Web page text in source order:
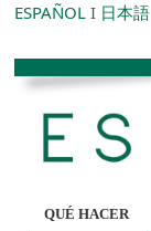
ESPAÑOL I 日本語
QUÉ HACER